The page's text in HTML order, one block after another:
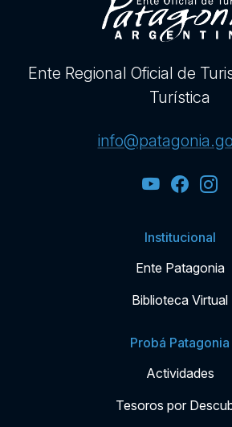
Ente Regional Oficial de
Turística
Institucional
Ente Patagonia
Biblioteca Virtual
Probá Patagonia
Actividades
Tesoros por